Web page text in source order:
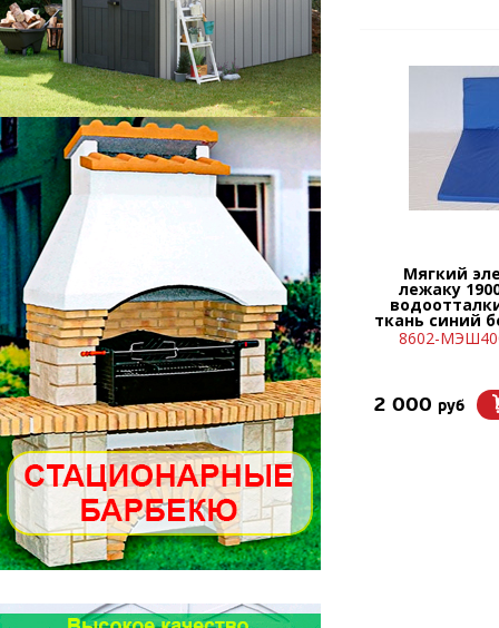
Мягкий
лежаку
ткань синий
8602-
2 000 руб